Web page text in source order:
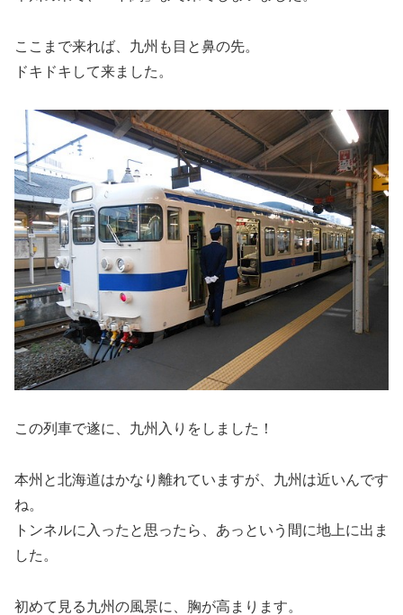
ここまで来れば、九州も目と鼻の先。
ドキドキして来ました。
この列車で遂に、九州入りをしました！
本州と北海道はかなり離れていますが、九州は近いんです
ね。
トンネルに入ったと思ったら、あっという間に地上に出ま
した。
初めて見る九州の風景に、胸が高まります。